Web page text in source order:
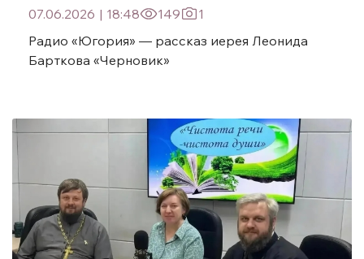
07.06.2026 | 18:48 149
1
Радио «Югория» — рассказ иерея Леонида
Барткова «Черновик»